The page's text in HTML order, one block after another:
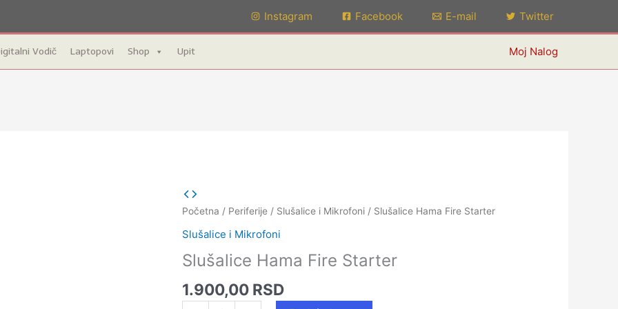
Instagram Facebook E-mail Twitter
Vodič Laptopovi Shop Upit Moj Nalog
Početna / Periferije / Slušalice i Mikrofoni / Slušalice Hama Fire Starter
Slušalice i Mikrofoni
Slušalice Hama Fire Starter
1.900,00 RSD
Slušalice
Hama
Fire
Starter
količina